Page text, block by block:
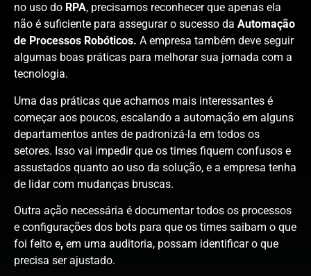
no uso do RPA, precisamos reconhecer que apenas ela
não é suficiente para assegurar o sucesso da Automação
de Processos Robóticos. A empresa também deve seguir
algumas boas práticas para melhorar sua jornada com a
tecnologia.
Uma das práticas que achamos mais interessantes é
começar aos poucos, escalando a automação em alguns
departamentos antes de padronizá-la em todos os
setores. Isso vai impedir que os times fiquem confusos e
assustados quanto ao uso da solução, e a empresa tenha
de lidar com mudanças bruscas.
Outra ação necessária é documentar todos os processos
e configurações dos bots para que os times saibam o que
foi feito e, em uma auditoria, possam identificar o que
precisa ser ajustado.